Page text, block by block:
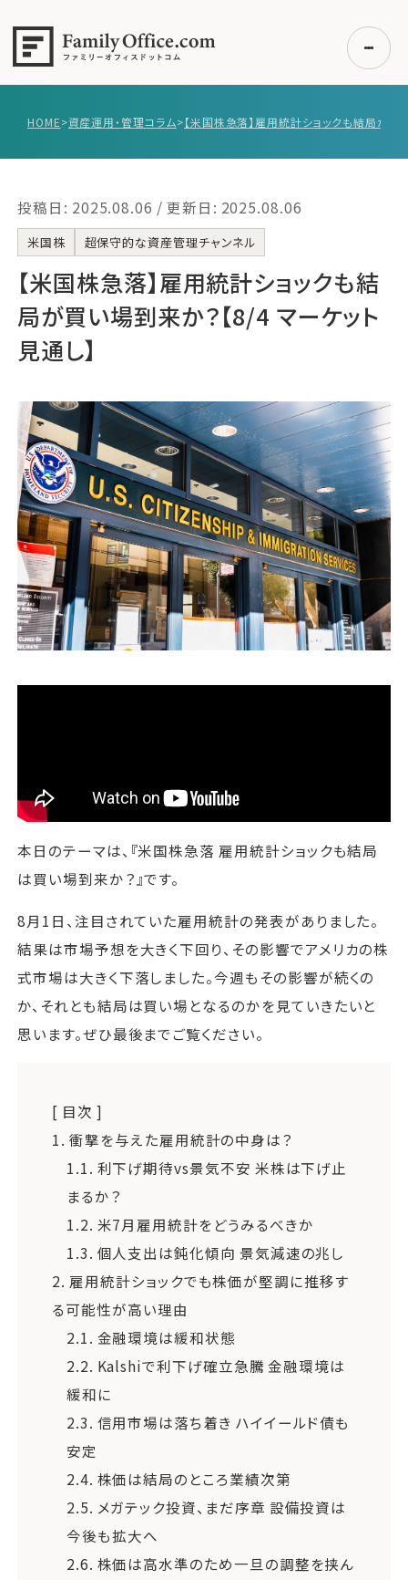
事例紹介
エキスパート一覧
無料講座
コラム
利用者の声
運営会社
ファミリーオフィスとは
関連書籍
メールマガジン登録
よくある質問
HOME>資産運用・管理コラム>
投稿日: 2025.08.06 / 更新日: 2025.08.06
米国株 超保守的な資産管理チャンネル
【米国株急落】‌‌雇用統計ショックも結
局が買い場到来か？【8/4 マーケット
見通し】
本日のテーマは、『米国株急落 雇用統計ショックも結局
は買い場到来か？』です。
8月1日、注目されていた雇用統計の発表がありました。
結果は市場予想を大きく下回り、その影響でアメリカの株
式市場は大きく下落しました。今週もその影響が続くの
か、それとも結局は買い場となるのかを見ていきたいと
思います。ぜひ最後までご覧ください。
[ 目次 ]
1. 衝撃を与えた雇用統計の中身は？
1.1. 利下げ期待vs景気不安 米株は下げ止
まるか？
1.2. 米7月雇用統計をどうみるべきか
1.3. 個人支出は鈍化傾向 景気減速の兆し
2. 雇用統計ショックでも株価が堅調に推移す
る可能性が高い理由
2.1. 金融環境は緩和状態
2.2. Kalshiで利下げ確立急騰 金融環境は
緩和に
2.3. 信用市場は落ち着き ハイイールド債も
安定
2.4. 株価は結局のところ業績次第
2.5. メガテック投資、まだ序章 設備投資は
今後も拡大へ
2.6. 株価は高水準のため一旦の調整を挟ん